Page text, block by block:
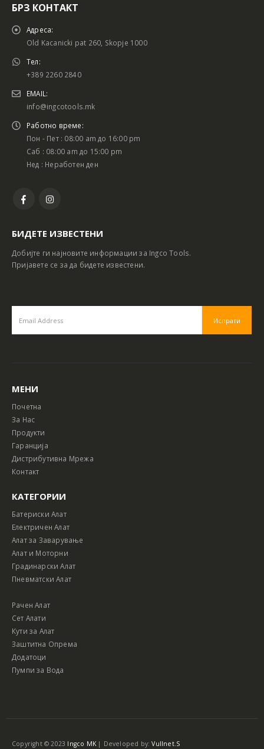
БРЗ КОНТАКТ
Адреса:
Old Kacanicki pat 260, Skopje 1000
Тел:
+389 2260 2840
EMAIL:
info@ingcotools.mk
Работно време:
Пон - Пет : 08:00 am до 16:00 pm
Саб : 08:00 am до 15:00 pm
Нед : Неработен ден
БИДЕТЕ ИЗВЕСТЕНИ
Добијте ги најновите информации за Ingco Tools.
Пријавете се за да бидете известени.
МЕНИ
Почетна
За Нас
Продукти
Гаранција
Дистрибутивна Мрежа
Контакт
КАТЕГОРИИ
Батериски Алат
Електричен Алат
Алат за Заварување
Алат и Моторни
Градинарски Алат
Пневматски Алат
Рачен Алат
Сет Алати
Кути за Алат
Заштитна Опрема
Додатоци
Пумпи за Вода
Copyright © 2023 Ingco MK| Developed by:Vullnet.S